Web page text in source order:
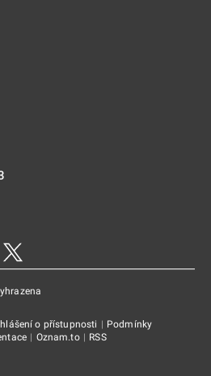
nové kartě
na nové kartě
otevře na nové kartě
se otevře na nové kartě
o přístupnosti | Podmínky
| Oznam.to | RSS